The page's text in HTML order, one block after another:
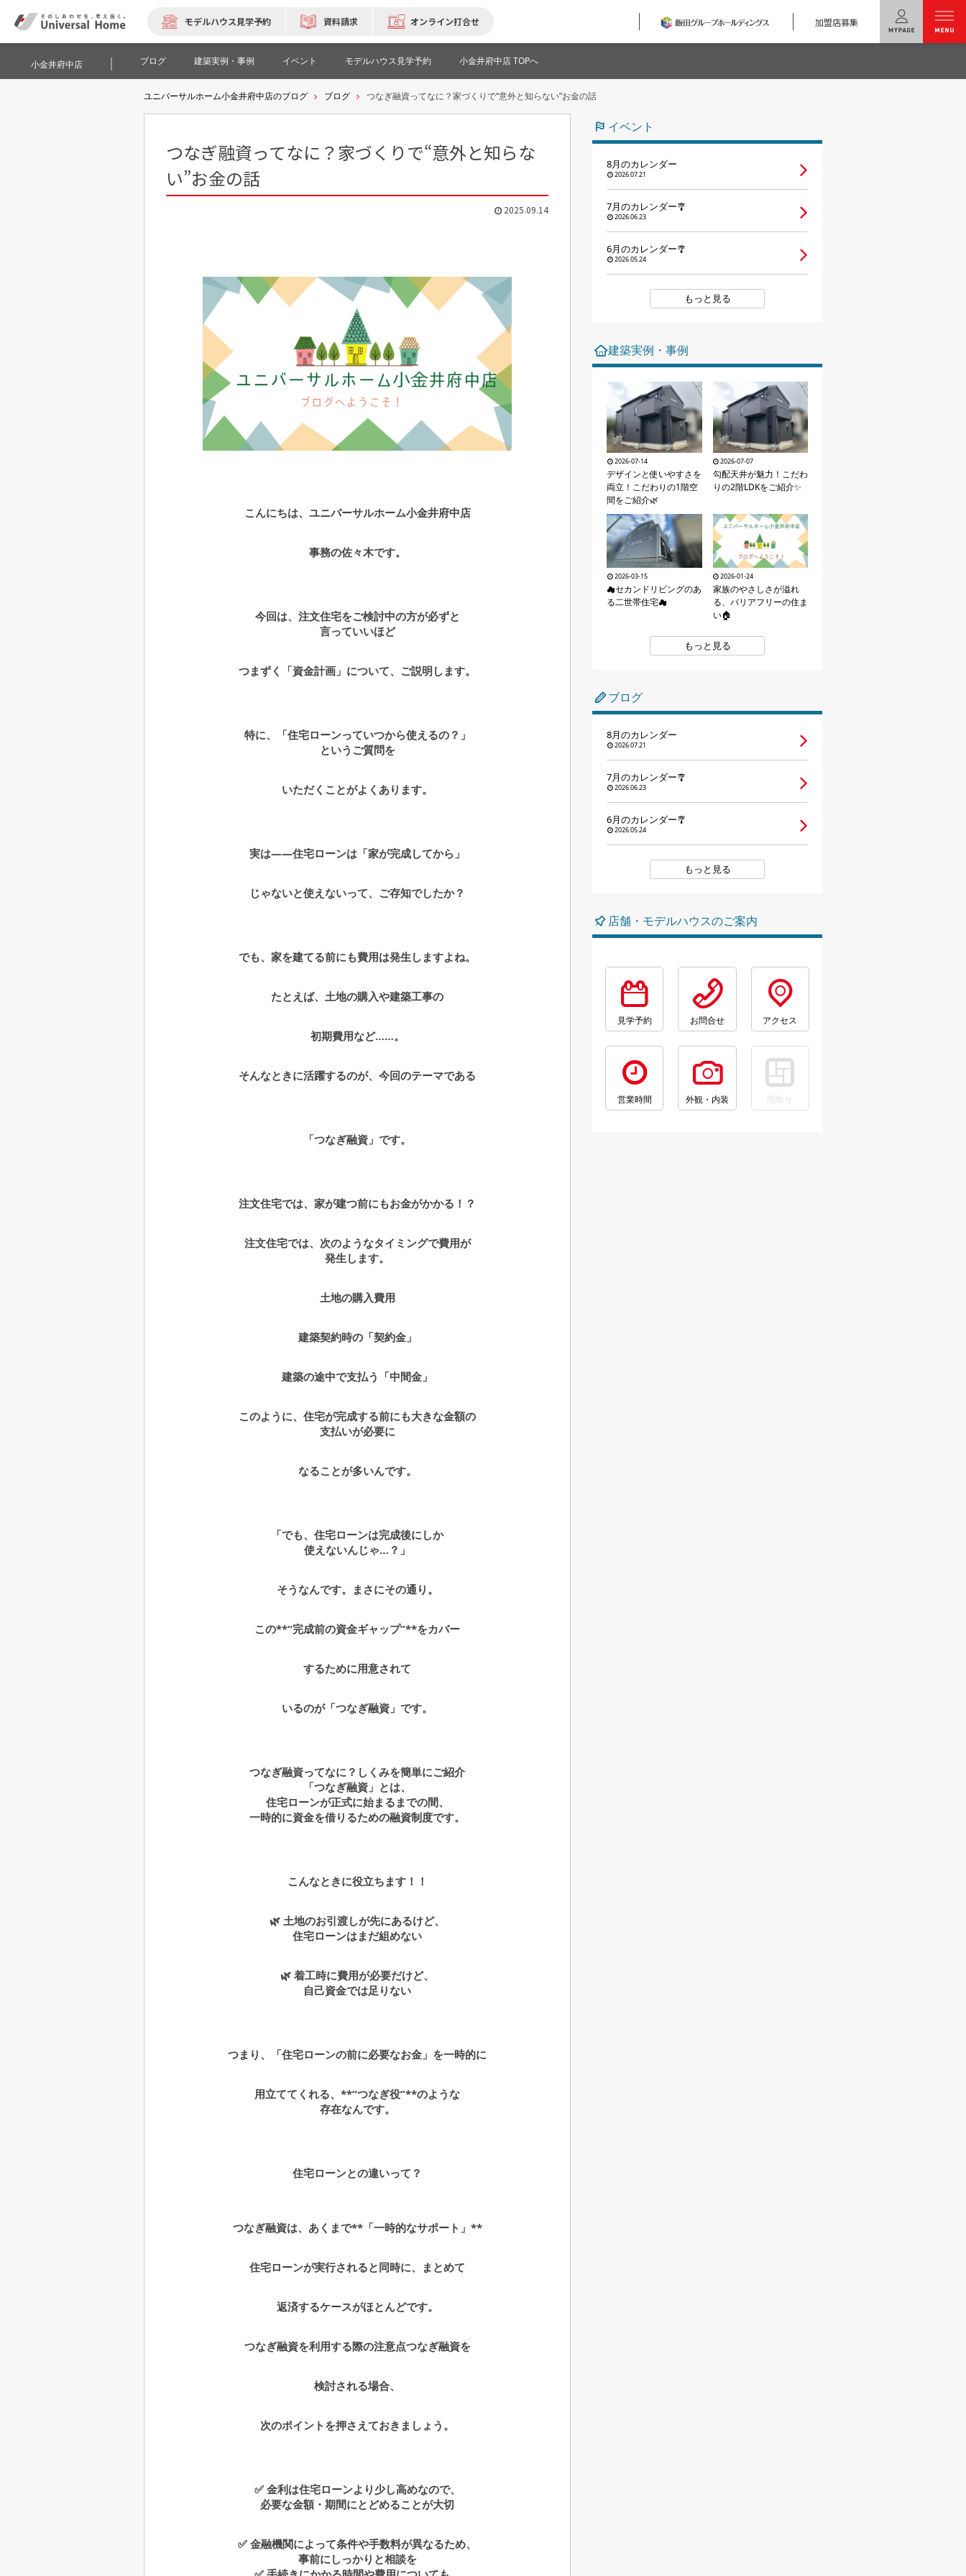
モデルハウス見学予約 資料請求 オンライン打合せ 加盟店募集
テクノロジー
建築実例
シミュレーション
キャンペーン・コラボ情報
家づくりの知識
お問い合わせ
小金井府中店 ブログ 建築実例・事例 イベント モデルハウス見学予約 小金井府中店 TOPへ
ユニバーサルホーム小金井府中店のブログ ブログ つなぎ融資ってなに？家づくりで“意外と知らない”お金の話
つなぎ融資ってなに？家づくりで“意外と知らな
い”お金の話
2025.09.14
こんにちは、ユニバーサルホーム小金井府中店
事務の佐々木です。
今回は、注文住宅をご検討中の方が必ずと
言っていいほど
つまずく「資金計画」について、ご説明します。
特に、「住宅ローンっていつから使えるの？」
というご質問を
いただくことがよくあります。
実は――住宅ローンは「家が完成してから」
じゃないと使えないって、ご存知でしたか？
でも、家を建てる前にも費用は発生しますよね。
たとえば、土地の購入や建築工事の
初期費用など……。
そんなときに活躍するのが、今回のテーマである
「つなぎ融資」です。
注文住宅では、家が建つ前にもお金がかかる！？
注文住宅では、次のようなタイミングで費用が
発生します。
土地の購入費用
建築契約時の「契約金」
建築の途中で支払う「中間金」
このように、住宅が完成する前にも大きな金額の
支払いが必要に
なることが多いんです。
「でも、住宅ローンは完成後にしか
使えないんじゃ…？」
そうなんです。まさにその通り。
この**“完成前の資金ギャップ”**をカバー
するために用意されて
いるのが「つなぎ融資」です。
つなぎ融資ってなに？しくみを簡単にご紹介
「つなぎ融資」 とは、
住宅ローンが正式に始まるまでの間、
一時的に資金を借りるための融資制度です。
こんなときに役立ちます！！
🌿 土地のお引渡しが先にあるけど、
住宅ローンはまだ組めない
🌿 着工時に費用が必要だけど、
自己資金では足りない
つまり、「住宅ローンの前に必要なお金」を一時的に
用立ててくれる、**“つなぎ役”**のような
存在なんです。
住宅ローンとの違いって？
つなぎ融資は、あくまで**「一時的なサポート」**
住宅ローンが実行されると同時に、まとめて
返済するケースがほとんどです。
つなぎ融資を利用する際の注意点つなぎ融資を
検討される場合、
次のポイントを押さえておきましょう。
✅ 金利は住宅ローンより少し高めなので、
必要な金額・期間にとどめることが大切
✅ 金融機関によって条件や手数料が異なるため、
事前に しっかりと相談を
イベント
8月のカレンダー
2026.07.21
7月のカレンダー🎐
2026.06.23
6月のカレンダー🎐
2026.05.24
もっと見る
建築実例・事例
2026-07-14
デザインと使いやすさを
両立！こだわりの1階空
間をご紹介🌿
2026-07-07
勾配天井が魅力！こだわ
りの2階LDKをご紹介✨
2026-03-15
☁セカンドリビングのあ
る二世帯住宅☁
2026-01-24
家族のやさしさが溢れ
る、バリアフリーの住ま
い🏠
もっと見る
ブログ
8月のカレンダー
2026.07.21
7月のカレンダー🎐
2026.06.23
6月のカレンダー🎐
2026.05.24
もっと見る
店舗・モデルハウスのご案内
見学予約 お問合せ アクセス
営業時間 外観・内装 間取り